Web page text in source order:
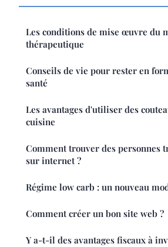
Les conditions de mise œuvre du
thérapeutique
Conseils de vie pour rester en
santé
Les avantages d'utiliser des
cuisine
Comment trouver des personnes
sur internet ?
Régime low carb : un nouveau
Comment créer un bon site web ?
Y a-t-il des avantages fiscaux à